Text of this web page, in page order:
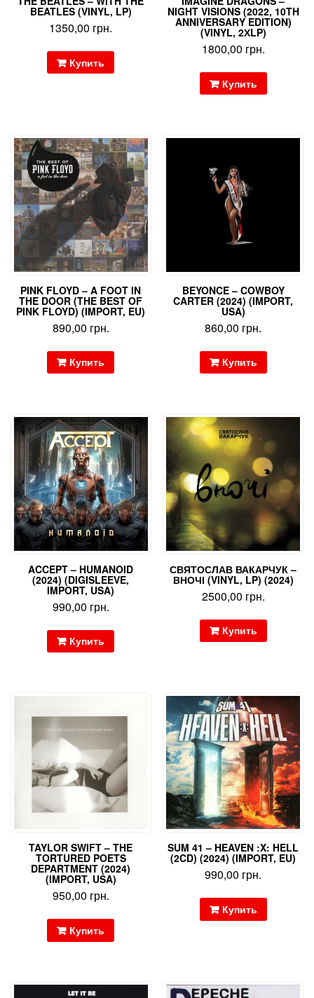
BEATLES (VINYL, LP)
1350,00 грн.
Купить
NIGHT VISIONS (2022, 10TH
ANNIVERSARY EDITION)
(VINYL, 2ХLP)
1800,00 грн.
Купить
PINK FLOYD – A FOOT IN
THE DOOR (THE BEST OF
PINK FLOYD) (IMPORT, EU)
890,00 грн.
Купить
BEYONCE – COWBOY
CARTER (2024) (IMPORT,
USA)
860,00 грн.
Купить
ACCEPT – HUMANOID
(2024) (DIGISLEEVE,
IMPORT, USA)
990,00 грн.
Купить
СВЯТОСЛАВ ВАКАРЧУК –
ВНОЧІ (VINYL, LP) (2024)
2500,00 грн.
Купить
TAYLOR SWIFT – THE
TORTURED POETS
DEPARTMENT (2024)
(IMPORT, USA)
950,00 грн.
Купить
SUM 41 – HEAVEN :X: HELL
(2CD) (2024) (IMPORT, EU)
990,00 грн.
Купить